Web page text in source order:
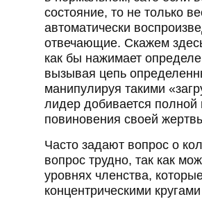
состояние, то не только
автоматически
отвечающие. Скажем
как бы нажимает
вызывая цепь
манипулируя такими
лидер добивается полной
повиновения своей
Часто задают вопрос о
вопрос трудно, так как
уровнях членства,
концентрическими